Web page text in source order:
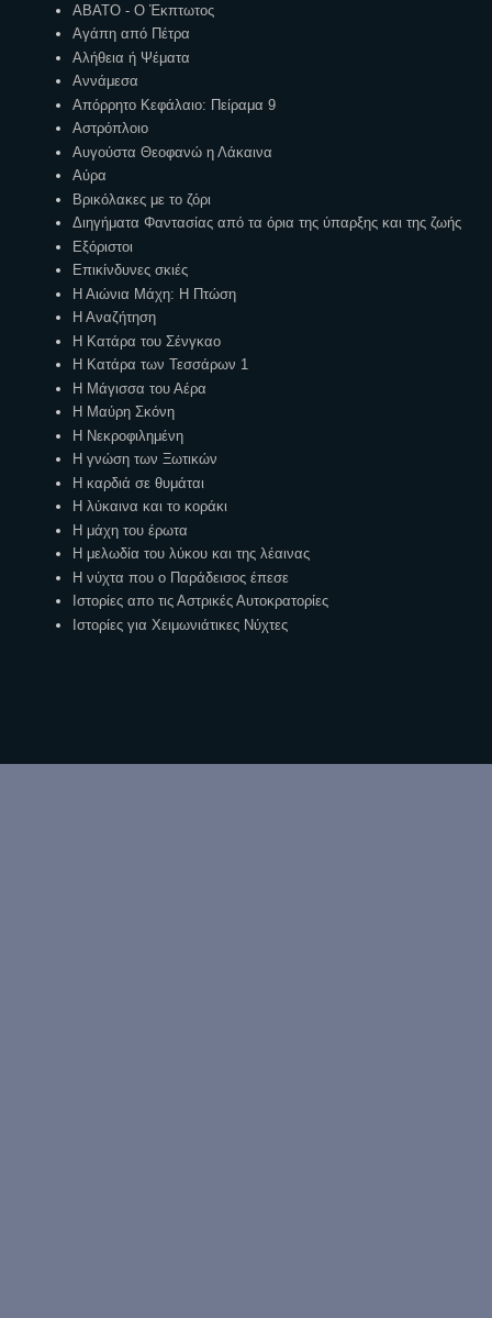
ΑΒΑΤΟ - Ο Έκπτωτος
Αγάπη από Πέτρα
Αλήθεια ή Ψέματα
Αννάμεσα
Απόρρητο Κεφάλαιο: Πείραμα 9
Αστρόπλοιο
Αυγούστα Θεοφανώ η Λάκαινα
Αύρα
Βρικόλακες με το ζόρι
Διηγήματα Φαντασίας από τα όρια της ύπαρξης και της ζωής
Εξόριστοι
Επικίνδυνες σκιές
Η Αιώνια Μάχη: Η Πτώση
Η Αναζήτηση
Η Κατάρα του Σένγκαο
Η Κατάρα των Τεσσάρων 1
Η Μάγισσα του Αέρα
Η Μαύρη Σκόνη
Η Νεκροφιλημένη
Η γνώση των Ξωτικών
Η καρδιά σε θυμάται
Η λύκαινα και το κοράκι
Η μάχη του έρωτα
Η μελωδία του λύκου και της λέαινας
Η νύχτα που ο Παράδεισος έπεσε
Ιστορίες απο τις Αστρικές Αυτοκρατορίες
Ιστορίες για Χειμωνιάτικες Νύχτες